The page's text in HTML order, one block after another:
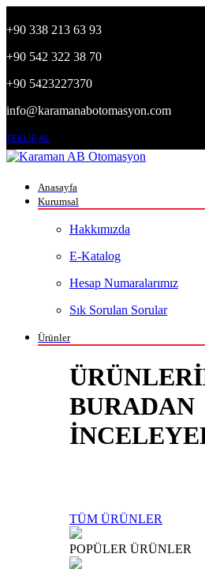
+90 338 213 63 93
+90 542 322 38 70
+90 5423227370
info@karamanabotomasyon.com
TEKLİF AL
Anasayfa
Kurumsal
Hakkımızda
E-Katalog
Hesap Numaralarımız
Sık Sorulan Sorular
Ürünler
BURADAN
TÜM ÜRÜNLER
POPÜLER ÜRÜNLER